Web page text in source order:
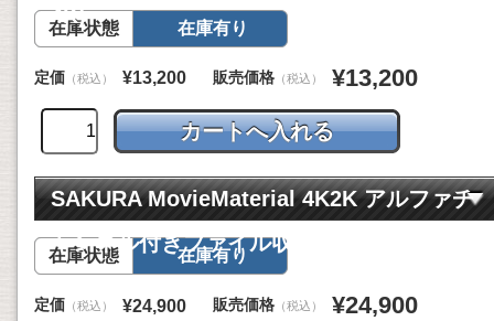
4K)
在庫状態 在庫有り
定価 （税込） ¥13,200 販売価格 （税込） ¥13,200
SAKURA MovieMaterial 4K2K アルファチ
ャンネル付きファイル収録版 (SA4KA)
在庫状態 在庫有り
定価 （税込） ¥24,900 販売価格 （税込） ¥24,900